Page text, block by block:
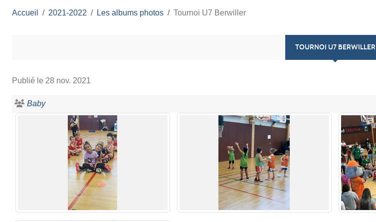
Accueil 2021-2022 Les albums photos Tournoi U7 Berwiller
TOURNOI U7 BERWILLER
Publié le 28 nov. 2021
Baby